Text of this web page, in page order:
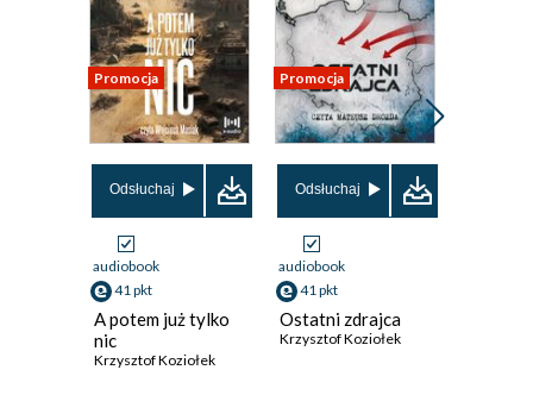
Promocja
Odsłuchaj
audiobook
41 pkt
A potem już tylko
nic
Krzysztof Koziołek
Promocja
Odsłuchaj
audiobook
41 pkt
Ostatni zdrajca
Krzysztof Koziołek